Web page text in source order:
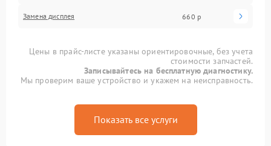
Замена дисплея 660 р
Цены в прайс-листе указаны ориентировочные, без учета
стоимости запчастей.
Записывайтесь на бесплатную диагностику.
Мы проверим ваше устройство и укажем на неисправность.
Показать все услуги